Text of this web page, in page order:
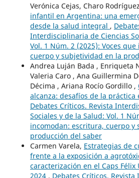
Verónica Cejas, Charo
infantil en Argentina: una
desde la salud integral ,
Interdisciplinaria de Ciencias
Vol. 1 Núm. 2 (2025): Voces
cuerpo y subjetividad en la
Andrea Luján Bada , Enriqueta
Valeria Caro , Ana Guillermina
Décima , Ariana Rocío Gordillo ,
alcanza: desafíos de la
Debates Críticos. Revista
Sociales y de la Salud: Vol. 1
incomodan: escritura, cuerpo y
producción del saber
Carmen Varela, Estrategias de
frente a la exposición a
caracterización en el Caps Félix
2024 , Debates Críticos.